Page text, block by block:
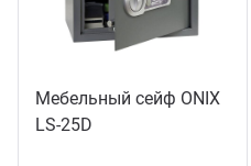
Мебельный сейф ONIX
LS-25D